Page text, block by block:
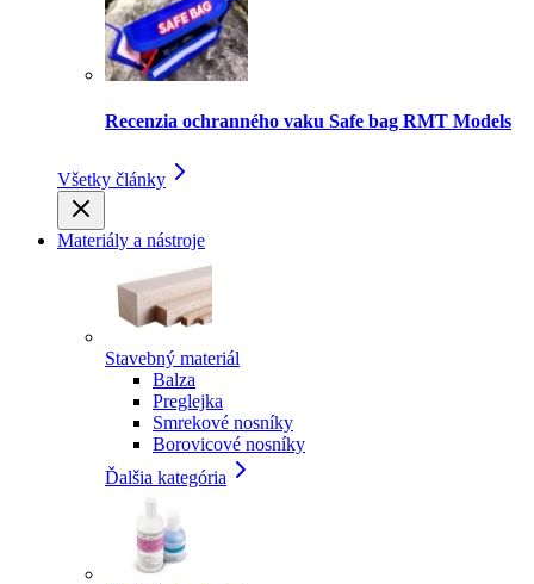
Recenzia ochranného vaku Safe bag RMT Models
Všetky články
Materiály a nástroje
Stavebný materiál
Balza
Preglejka
Smrekové nosníky
Borovicové nosníky
Ďalšia kategória